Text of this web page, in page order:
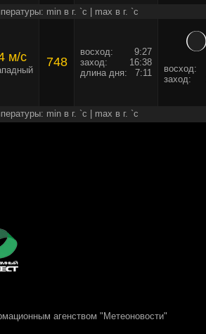
min в г. `c | max в г. `c
м/c 748
восход:
9:27
заход:
16:38
длина дня:
7:11 восход:
заход:
min в г. `c | max в г. `c
агенством "Метеоновости"